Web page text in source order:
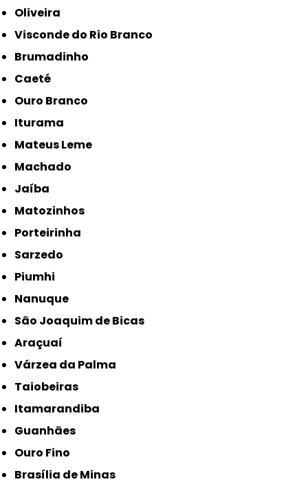
Oliveira
Visconde do Rio Branco
Brumadinho
Caeté
Ouro Branco
Iturama
Mateus Leme
Machado
Jaíba
Matozinhos
Porteirinha
Sarzedo
Piumhi
Nanuque
São Joaquim de Bicas
Araçuaí
Várzea da Palma
Taiobeiras
Itamarandiba
Guanhães
Ouro Fino
Brasília de Minas